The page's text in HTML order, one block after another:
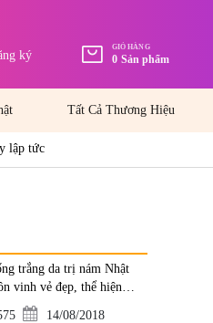
ký
GIỎ HÀNG
0 Sản phẩm
Tất Cả Thương Hiệu
lập tức
trắng da trị nám Nhật
vinh vẻ đẹp, thể hiện
14/08/2018